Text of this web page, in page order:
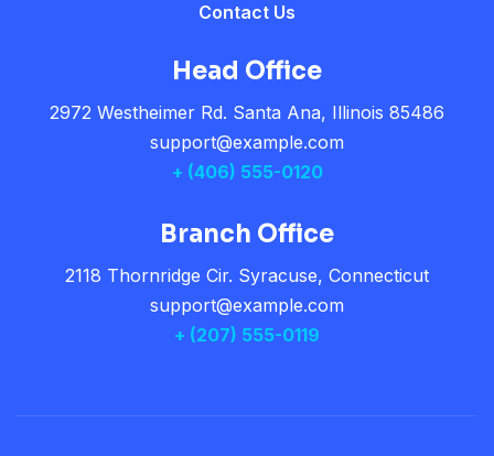
Contact Us
Head Office
2972 Westheimer Rd. Santa Ana, Illinois 85486
support@example.com
+ (406) 555-0120
Branch Office
2118 Thornridge Cir. Syracuse, Connecticut
support@example.com
+ (207) 555-0119